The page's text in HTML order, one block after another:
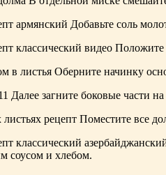
Добавьте соль
Положите
Оберните начинку
Далее загните боковые части
Поместите все
соусом и хлебом.